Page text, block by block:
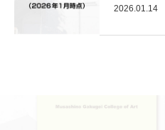
2026.01.14